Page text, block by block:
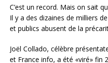
C’est un record. Mais on sait
Il y a des dizaines de milliers
et publics abusent de la
Joël Collado, célèbre
et France info, a été «viré» fin